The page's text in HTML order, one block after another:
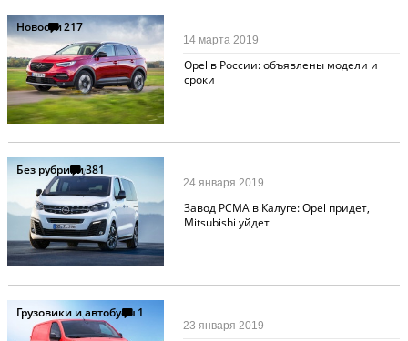
Новости217
Opel в России: объявлены модели и
сроки
14 марта 2019
Без рубрики381
Завод PCMA в Калуге: Opel придет,
Mitsubishi уйдет
24 января 2019
Грузовики и автобусы 1
23 января 2019